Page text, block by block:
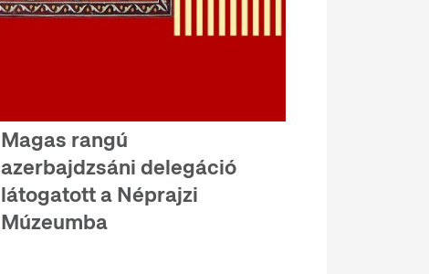
Magas rangú
azerbajdzsáni delegáció
látogatott a Néprajzi
Múzeumba